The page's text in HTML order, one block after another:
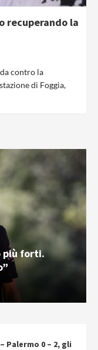
recuperando la
contro la
di Foggia,
più forti.
Palermo 0 – 2, gli